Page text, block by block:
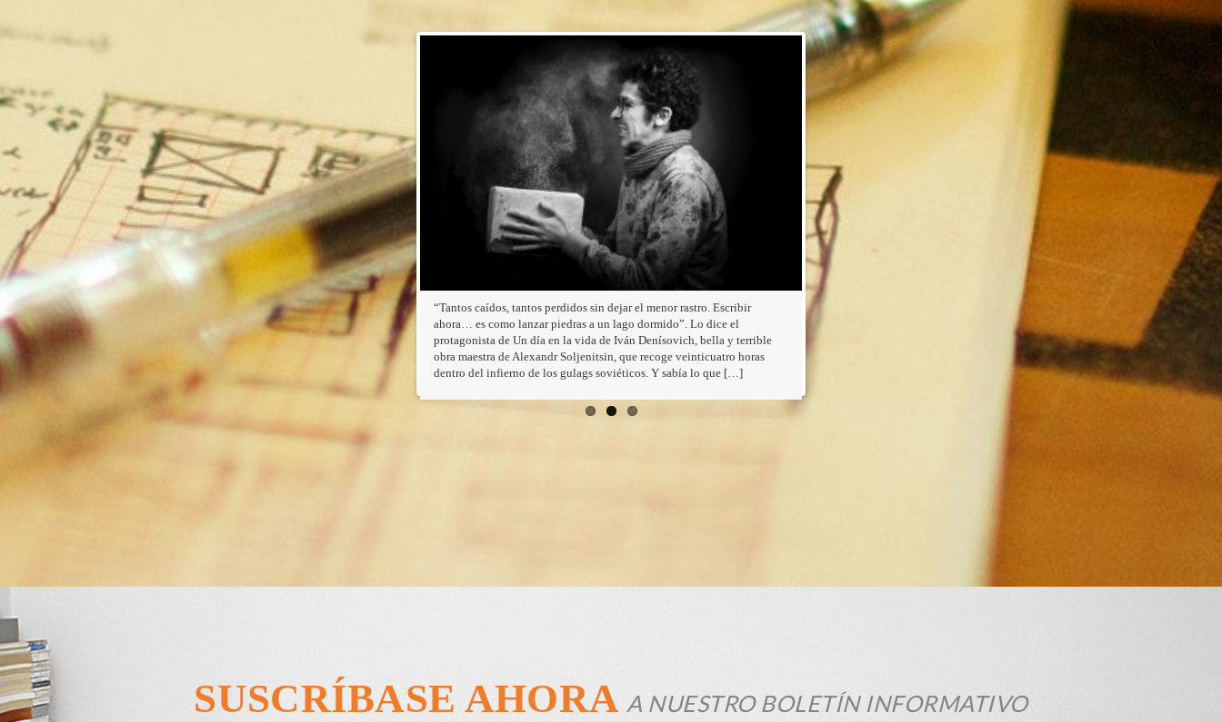
“Tantos caídos, tantos perdidos sin dejar el menor rastro. Escribir
ahora… es como lanzar piedras a un lago dormido”. Lo dice el
protagonista de Un día en la vida de Iván Denísovich, bella y terrible
obra maestra de Alexandr Soljenitsin, que recoge veinticuatro horas
dentro del infierno de los gulags soviéticos. Y sabía lo que […]
SUSCRÍBASE AHORA A NUESTRO BOLETÍN INFORMATIVO